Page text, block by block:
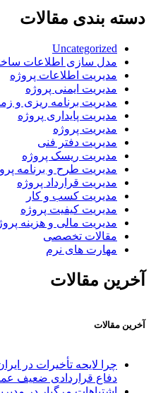
دسته بندی مقالات
Uncategorized
مدل سازی اطلاعات
مدیریت اطلاعات پروژه
مدیریت ایمنی پروژه
مدیریت برنامه ریزی و
مدیریت پایداری پروژه
مدیریت پروژه
مدیریت دفتر فنی
مدیریت ریسک پروژه
مدیریت طرح و برنامه
مدیریت قرارداد پروژه
مدیریت کسب و کار
مدیریت کیفیت پروژه
مدیریت مالی و هزینه
مقالات تخصصی
مهارت های نرم
آخرین مقالات
آخرین مقالات
چرا لایحه تأخیرات در
دفاع قراردادی ضعیف